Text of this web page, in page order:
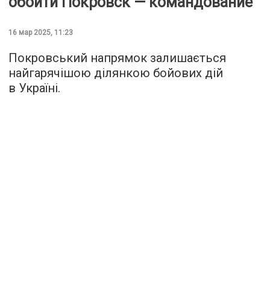
16 мар 2025, 11:23
Покровський напрямок залишається
найгарячішою ділянкою бойових дій
в Україні.